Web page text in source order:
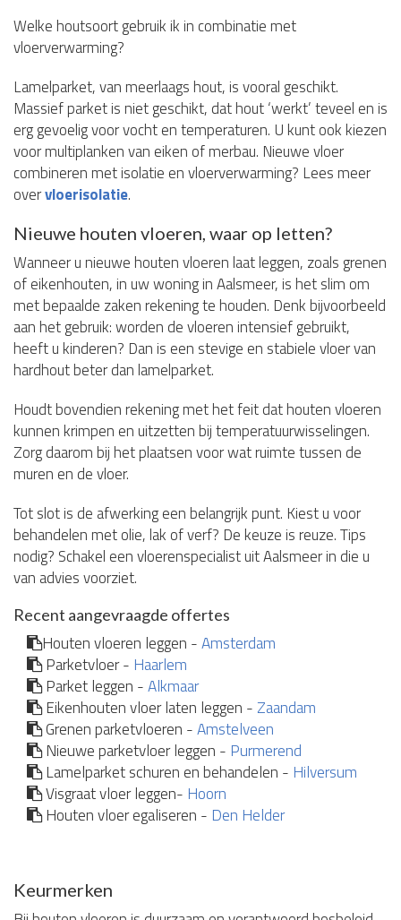
Welke houtsoort gebruik ik in combinatie met
vloerverwarming?
Lamelparket, van meerlaags hout, is vooral geschikt.
Massief parket is niet geschikt, dat hout ‘werkt’ teveel en is
erg gevoelig voor vocht en temperaturen. U kunt ook kiezen
voor multiplanken van eiken of merbau. Nieuwe vloer
combineren met isolatie en vloerverwarming? Lees meer
overvloerisolatie.
Nieuwe houten vloeren, waar op letten?
Wanneer u nieuwe houten vloeren laat leggen, zoals grenen
of eikenhouten, in uw woning in Aalsmeer, is het slim om
met bepaalde zaken rekening te houden. Denk bijvoorbeeld
aan het gebruik: worden de vloeren intensief gebruikt,
heeft u kinderen? Dan is een stevige en stabiele vloer van
hardhout beter dan lamelparket.
Houdt bovendien rekening met het feit dat houten vloeren
kunnen krimpen en uitzetten bij temperatuurwisselingen.
Zorg daarom bij het plaatsen voor wat ruimte tussen de
muren en de vloer.
Tot slot is de afwerking een belangrijk punt. Kiest u voor
behandelen met olie, lak of verf? De keuze is reuze. Tips
nodig? Schakel een vloerenspecialist uit Aalsmeer in die u
van advies voorziet.
Recent aangevraagde offertes
Houten vloeren leggen -Amsterdam
Parketvloer - Haarlem
Parket leggen -Alkmaar
Eikenhouten vloer laten leggen -Zaandam
Grenen parketvloeren -Amstelveen
Nieuwe parketvloer leggen - Purmerend
Lamelparket schuren en behandelen - Hilversum
Visgraat vloer leggen- Hoorn
Houten vloer egaliseren - Den Helder
Keurmerken